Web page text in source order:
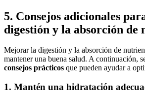
5. Consejos adicionales
digestión y la absorción de
Mejorar la digestión y la absorción de
mantener una buena salud. A continuación,
consejos prácticos que pueden ayudar a
1. Mantén una hidratación